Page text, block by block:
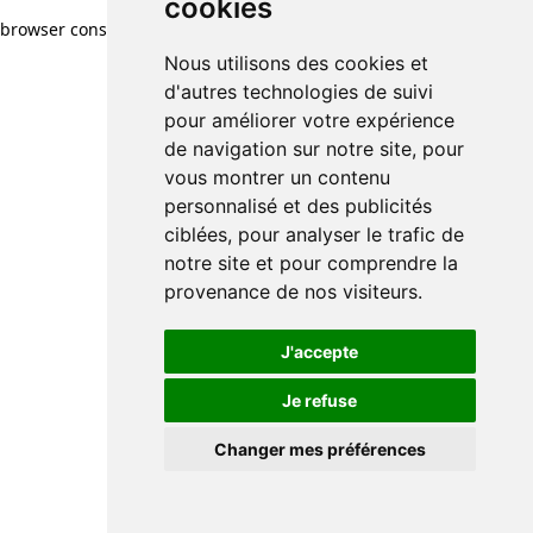
cookies
Nous utilisons des cookies et
d'autres technologies de suivi
pour améliorer votre expérience
de navigation sur notre site, pour
vous montrer un contenu
personnalisé et des publicités
ciblées, pour analyser le trafic de
notre site et pour comprendre la
provenance de nos visiteurs.
J'accepte
Je refuse
Changer mes préférences
browser console for more information)